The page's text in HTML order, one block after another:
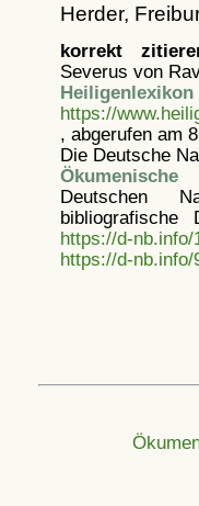
Herder,
korrekt
Severus von
Heiligenlexikon
https://
, abgerufen am
Die Deutsche
Deutschen
https://d-nb.info/
https://d-nb.info/